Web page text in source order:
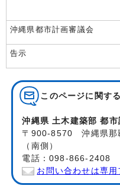
沖縄県都市計画審議会
告示
このページに関する
沖縄県 土木建築部 都
〒900-8570 沖縄県那
（南側）
電話：098-866-2408
お問い合わせは専用